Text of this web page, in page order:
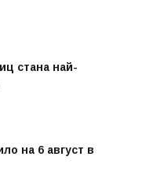
стана най-
на 6 август в